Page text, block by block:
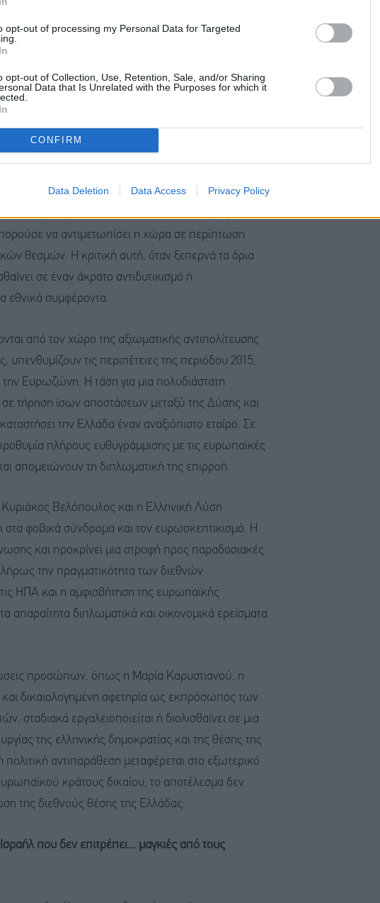
opt-out of processing my Personal Data for Targeted
opt-out of Collection, Use, Retention, Sale, and/or Sharing
Data that Is Unrelated with the Purposes for which it
CONFIRM
Data Deletion Data Access Privacy Policy
και τη Μέση Ανατολή, απέκτησε μια θέση ισχύος
τα κυριαρχικά της δικαιώματα.
ένα πολιτικό σκηνικό όπου διάφορες
συγκλίνουν σε μια ρητορική που αμφισβητεί τις
στον αντίποδα της σημερινής κυβερνητικής
αριστερά έως τη λαϊκιστική δεξιά, εγείρουν
να αντιμετωπίσει η χώρα σε περίπτωση
θεσμών. Η κριτική αυτή, όταν ξεπερνά τα όρια
σε έναν άκρατο αντιδυτικισμό ή
εθνικά συμφέροντα.
από τον χώρο της αξιωματικής αντιπολίτευσης
τις περιπέτειες της περιόδου 2015,
Ευρωζώνη. Η τάση για μια πολυδιάστατη
σε τήρηση ίσων αποστάσεων μεταξύ της Δύσης και
την Ελλάδα έναν αναξιόπιστο εταίρο. Σε
πλήρους ευθυγράμμισης με τις ευρωπαϊκές
απομειώνουν τη διπλωματική της επιρροή.
Βελόπουλος και η Ελληνική Λύση
φοβικά σύνδρομα και τον ευρωσκεπτικισμό. Η
και προκρίνει μια στροφή προς παραδοσιακές
την πραγματικότητα των διεθνών
ΗΠΑ και η αμφισβήτηση της ευρωπαϊκής
διπλωματικά και οικονομικά ερείσματα
προσώπων, όπως η Μαρία Καρυστιανού, η
δικαιολογημένη αφετηρία ως εκπρόσωπος των
εργαλειοποιείται ή διολισθαίνει σε μια
της ελληνικής δημοκρατίας και της θέσης της
αντιπαράθεση μεταφέρεται στο εξωτερικό
κράτους δικαίου, το αποτέλεσμα δεν
της διεθνούς θέσης της Ελλάδας.
που δεν επιτρέπει... μαγκιές από τους